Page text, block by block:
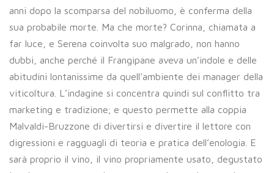
anni dopo la scomparsa del nobiluomo, è conferma della
sua probabile morte. Ma che morte? Corinna, chiamata a
far luce, e Serena coinvolta suo malgrado, non hanno
dubbi, anche perché il Frangipane aveva un’indole e delle
abitudini lontanissime da quell’ambiente dei manager della
viticoltura. L’indagine si concentra quindi sul conflitto tra
marketing e tradizione; e questo permette alla coppia
Malvaldi-Bruzzone di divertirsi e divertire il lettore con
digressioni e ragguagli di teoria e pratica dell’enologia. E
sarà proprio il vino, il vino propriamente usato, degustato